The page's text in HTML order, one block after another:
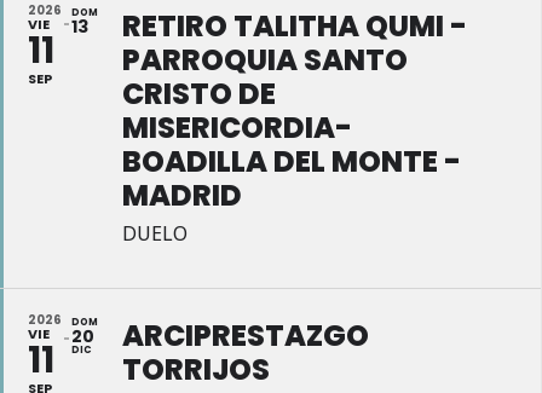
2026
VIE
11
SEP
DOM
13
RETIRO TALITHA QUMI -
PARROQUIA SANTO
CRISTO DE
MISERICORDIA-
BOADILLA DEL MONTE -
MADRID
DUELO
2026
VIE
11
SEP
DOM
20
DIC
ARCIPRESTAZGO
TORRIJOS